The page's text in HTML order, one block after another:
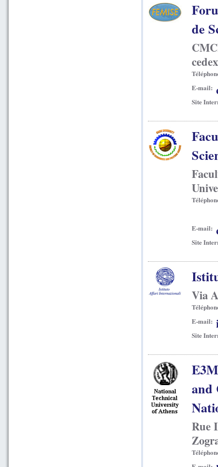
de
E-mail:
Site
E-mail:
Site
Via
E-mail:
Site
and
Rue